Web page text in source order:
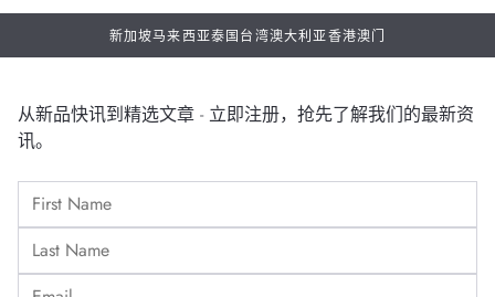
新加坡马来西亚泰国台湾澳大利亚香港澳门
从新品快讯到精选文章 - 立即注册，抢先了解我们的最新资
讯。